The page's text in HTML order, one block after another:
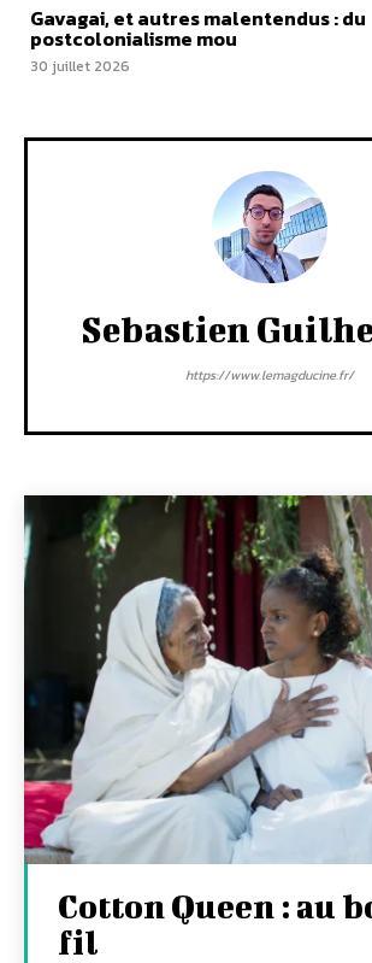
Gavagai, et autres malentendus : du
postcolonialisme mou
30 juillet 2026
Sebastien
https://www.lemagducine.fr/
Cotton Queen : au
fil